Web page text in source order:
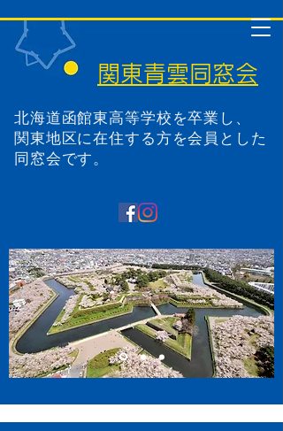
関東青雲同窓会
北海道函館東高等学校を卒業し、
関東地区に在住する方を会員とした
同窓会です。